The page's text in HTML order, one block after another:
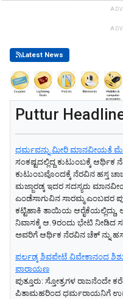
Latest News
Puttur
ಧರ್ಮವನ್ನು ಮೀರಿ ಮಾನವೀಯತೆ
ಸಂಕಷ್ಟದಲ್ಲಿದ್ದ ಕುಟುಂಬಕ್ಕೆ ಆರ್ಥಿಕ
ಕುಟುಂಬವೊಂದಕ್ಕೆ ನೆರವಿನ ಹಸ್ತ
ಮಜ್ಜಾರಡ್ಕ ಇದರ ಸದಸ್ಯರು
ಎಂಡೆಸಾಗುವಿನ ಸಾರಮ್ಮ ಎಂಬವರ
ಕಟ್ಟಿಹಾಕಿ ತಾಯಿಯ
ನಿವಾಸಕ್ಕೆ ಆ.9ರಂದು ಭೇಟಿ ನೀಡಿದ
ಅವರಿಗೆ ಆರ್ಥಿಕ ನೆರವಿನ ಚೆಕ್ ನ್ನು
ಪರ್ಲಡ್ಕ ಶಿವಪೇಟೆ ವಿವೇಕಾನಂದ
ಪಾರಾಯಣ
ಪುತ್ತೂರು: ಸ್ತೋತ್ರಗಳ ರಾಜನೆಂದೇ
ಪಿತಾಮಹರಿಂದ ಧರ್ಮರಾಯನಿಗೆ